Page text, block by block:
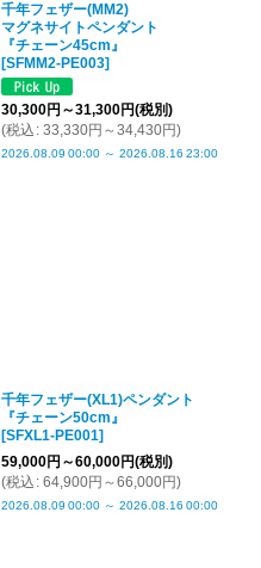
千年フェザー(MM2)
マグネサイトペンダント
『チェーン45cm』
[SFMM2-PE003]
30,300円 ～31,300円(税別)
(税込 : 33,330円 ～34,430円)
2026.08.09 00:00 ～ 2026.08.16 23:00
千年フェザー(XL1)ペンダント
『チェーン50cm』
[SFXL1-PE001]
59,000円 ～60,000円(税別)
(税込 : 64,900円 ～66,000円)
2026.08.09 00:00 ～ 2026.08.16 00:00